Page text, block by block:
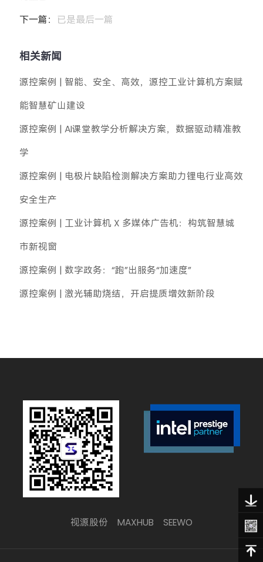
下一篇： 已是最后一篇
相关新闻
源控案例 | 智能、安全、高效，源控工业计算机方案赋
能智慧矿山建设
源控案例 | AI课堂教学分析解决方案，数据驱动精准教
学
源控案例 | 电极片缺陷检测解决方案助力锂电行业高效
安全生产
源控案例 | 工业计算机 X 多媒体广告机：构筑智慧城
市新视窗
源控案例 | 数字政务：“跑”出服务“加速度”
源控案例 | 激光辅助烧结，开启提质增效新阶段
视源股份 MAXHUB SEEWO